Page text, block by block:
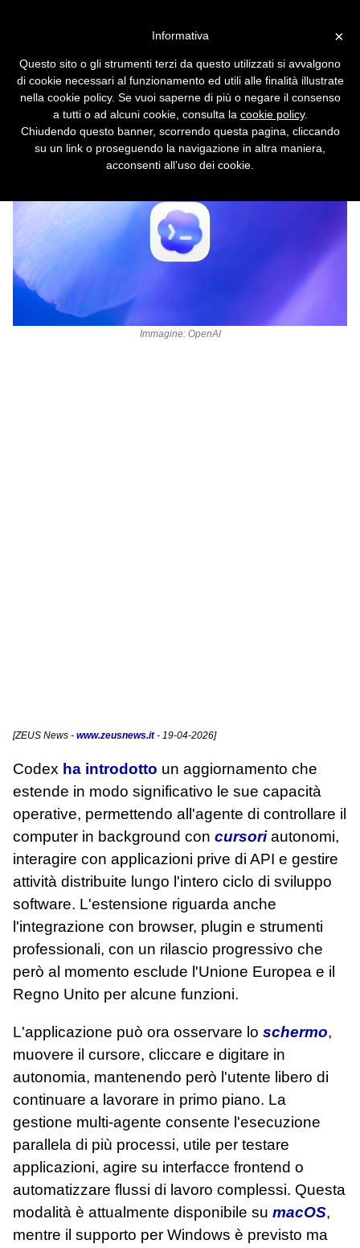
computer in autonomia
Cursori multipli, plugin e automazioni
avanzate.
Immagine: OpenAI
[ZEUS News - www.zeusnews.it- 19-04-2026]
Codex ha introdotto un aggiornamento che
estende in modo significativo le sue capacità
operative, permettendo all'agente di controllare il
computer in background con cursoriautonomi,
interagire con applicazioni prive di API e gestire
attività distribuite lungo l'intero ciclo di sviluppo
software. L'estensione riguarda anche
l'integrazione con browser, plugin e strumenti
professionali, con un rilascio progressivo che
però al momento esclude l'Unione Europea e il
Regno Unito per alcune funzioni.
L'applicazione può ora osservare lo schermo,
muovere il cursore, cliccare e digitare in
autonomia, mantenendo però l'utente libero di
continuare a lavorare in primo piano. La
gestione multi‑agente consente l'esecuzione
parallela di più processi, utile per testare
applicazioni, agire su interfacce frontend o
automatizzare flussi di lavoro complessi. Questa
modalità è attualmente disponibile su macOS,
mentre il supporto per Windows è previsto ma
×
Informativa
Questo sito o gli strumenti terzi da questo utilizzati si avvalgono
di cookie necessari al funzionamento ed utili alle finalità illustrate
nella cookie policy. Se vuoi saperne di più o negare il consenso
a tutti o ad alcuni cookie, consulta la cookie policy.
Chiudendo questo banner, scorrendo questa pagina, cliccando
su un link o proseguendo la navigazione in altra maniera,
acconsenti all’uso dei cookie.